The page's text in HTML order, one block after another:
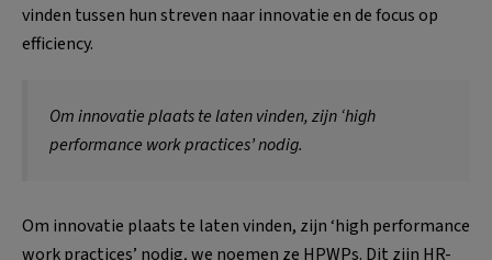
vinden tussen hun streven naar innovatie en de focus op
efficiency.
Om innovatie plaats te laten vinden, zijn ‘high
performance work practices’ nodig.
Om innovatie plaats te laten vinden, zijn ‘high performance
work practices’ nodig, we noemen ze HPWPs. Dit zijn HR-